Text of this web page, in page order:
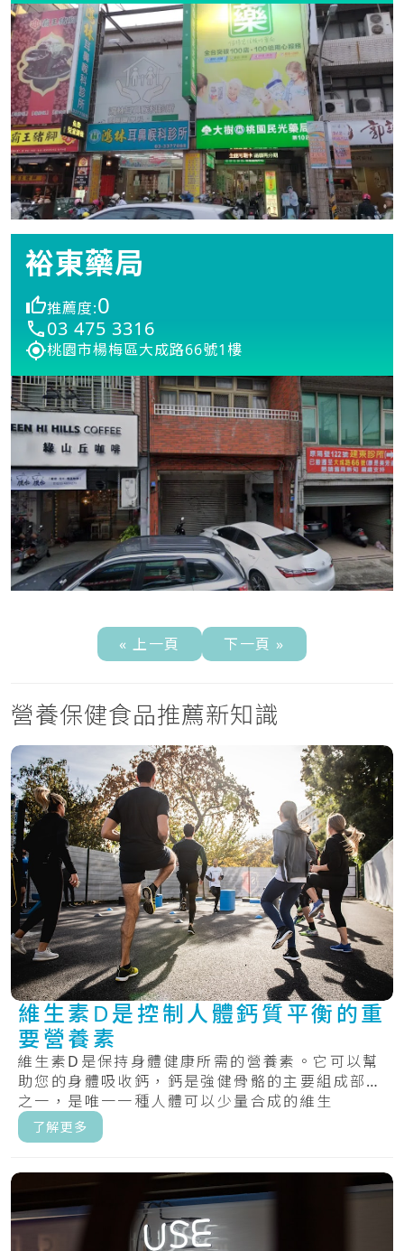
裕東藥局
推薦度:0
03 475 3316
桃園市楊梅區大成路66號1樓
« 上一頁 下一頁 »
營養保健食品推薦新知識
維生素D是控制人體鈣質平衡的重
要營養素
維生素D是保持身體健康所需的營養素。它可以幫
助您的身體吸收鈣，鈣是強健骨骼的主要組成部分
之一，是唯一一種人體可以少量合成的維生
素。.....
了解更多